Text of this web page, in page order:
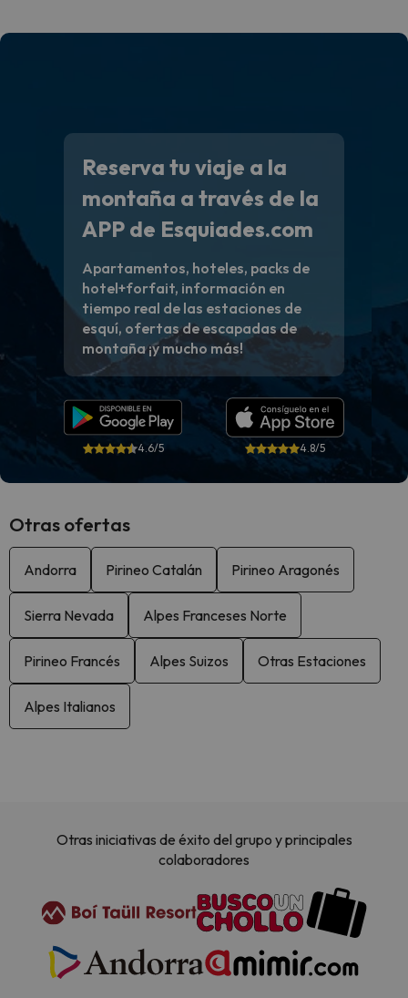
Reserva tu viaje a la
montaña a través de la
APP de Esquiades.com
Apartamentos, hoteles, packs de
hotel+forfait, información en
tiempo real de las estaciones de
esquí, ofertas de escapadas de
montaña ¡y mucho más!
4.6/5 4.8/5
Otras ofertas
Andorra Pirineo Catalán Pirineo Aragonés
Sierra Nevada Alpes Franceses Norte
Pirineo Francés Alpes Suizos Otras Estaciones
Alpes Italianos
Otras iniciativas de éxito del grupo y principales
colaboradores